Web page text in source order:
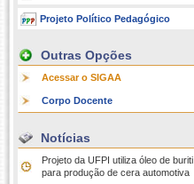
Projeto Político Pedagógico
Outras Opções
Acessar o SIGAA
Corpo Docente
Notícias
Projeto da UFPI utiliza óleo de buriti
para produção de cera automotiva